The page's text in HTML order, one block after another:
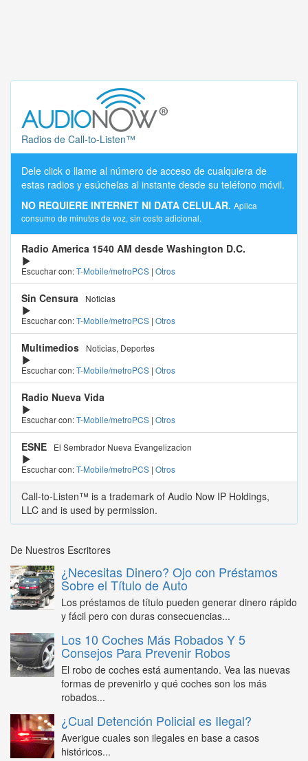
Radios de Call-to-Listen™
Dele click o llame al número de acceso de cualquiera de
estas radios y esúchelas al instante desde su teléfono móvil.
NO REQUIERE INTERNET NI DATA CELULAR. Aplica
consumo de minutos de voz, sin costo adicional.
Radio America 1540 AM desde Washington D.C.
Escuchar con:T-Mobile/metroPCS | Otros
Sin Censura
Noticias
Escuchar con:T-Mobile/metroPCS | Otros
Multimedios
Noticias, Deportes
Escuchar con:T-Mobile/metroPCS | Otros
Radio Nueva Vida
Escuchar con:T-Mobile/metroPCS | Otros
ESNE
El Sembrador Nueva Evangelizacion
Escuchar con:T-Mobile/metroPCS | Otros
Call-to-Listen™ is a trademark of Audio Now IP Holdings,
LLC and is used by permission.
De Nuestros Escritores
¿Necesitas Dinero? Ojo con Préstamos
Sobre el Título de Auto
Los préstamos de título pueden generar dinero rápido
y fácil pero con duras consecuencias...
Los 10 Coches Más Robados Y 5
Consejos Para Prevenir Robos
El robo de coches está aumentando. Vea las nuevas
formas de prevenirlo y qué coches son los más
robados...
¿Cual Detención Policial es Ilegal?
Averigue cuales son ilegales en base a casos
históricos...